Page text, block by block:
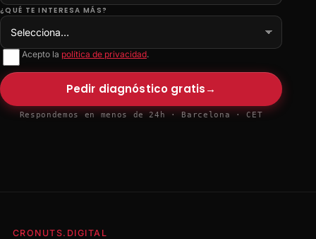
¿QUÉ TE INTERESA MÁS?
Acepto la política de privacidad.
Pedir diagnóstico gratis→
Respondemos en menos de 24h · Barcelona · CET
CRONUTS.DIGITAL